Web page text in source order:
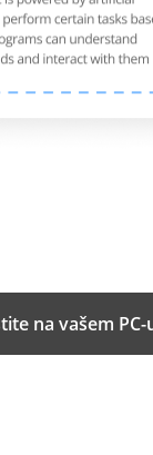
na vašem PC-